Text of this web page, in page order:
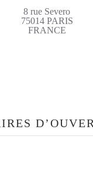
8 rue Severo
75014 PARIS
FRANCE